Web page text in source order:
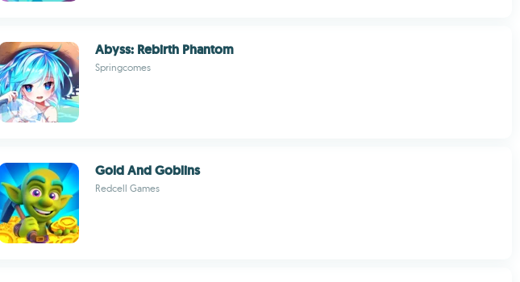
Abyss: Rebirth Phantom
Springcomes
Gold And Goblins
Redcell Games